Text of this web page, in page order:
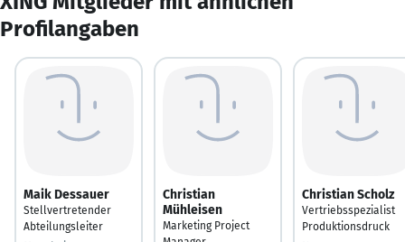
Profilangaben
Maik Dessauer
Stellvertretender
Abteilungsleiter
Christian
Mühleisen
Marketing Project
Christian Scholz
Vertriebsspezialist
Produktionsdruck